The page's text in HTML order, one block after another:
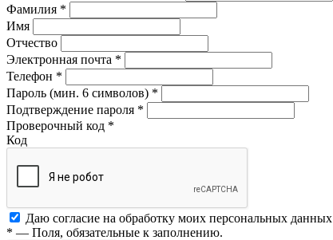
Фамилия *
Имя
Отчество
Электронная почта *
Телефон *
Пароль (мин. 6 символов) *
Подтверждение пароля *
Проверочный код *
Код
Даю согласие на обработку моих персональных данных
* — Поля, обязательные к заполнению.